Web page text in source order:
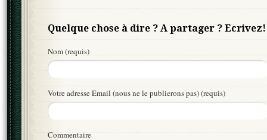
Quelque chose à dire ? A partager ? Ecrivez!
Nom (requis)
Votre adresse Email (nous ne le publierons pas) (requis)
Commentaire